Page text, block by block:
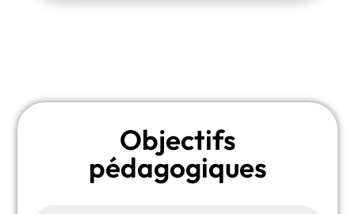
Objectifs
pédagogiques